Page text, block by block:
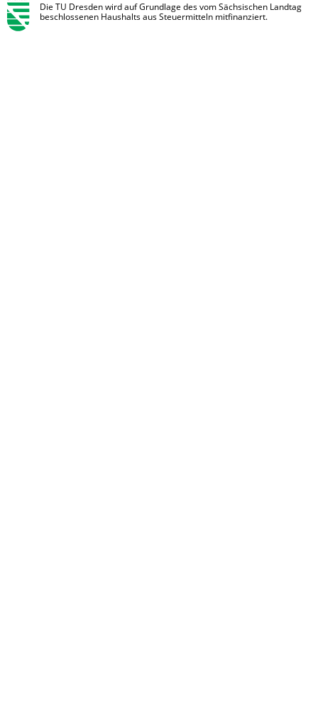
Die TU Dresden wird auf Grundlage des vom Sächsischen Landtag
beschlossenen Haushalts aus Steuermitteln mitfinanziert.